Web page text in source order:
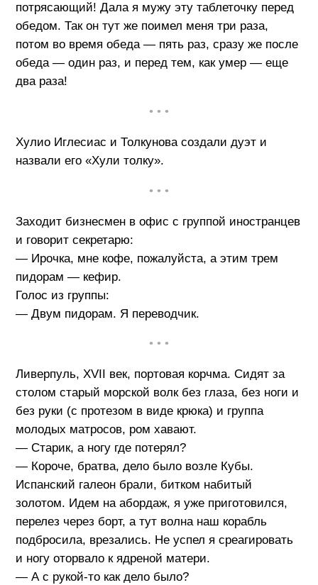
потрясающий! Дала я мужу эту таблеточку перед
обедом. Так он тут же поимел меня три раза,
потом во время обеда — пять раз, сразу же после
обеда — один раз, и перед тем, как умер — еще
два раза!
• • •
Хулио Иглесиас и Толкунова создали дуэт и
назвали его «Хули толку».
• • •
Заходит бизнесмен в офис с группой иностранцев
и говорит секретарю:
— Ирочка, мне кофе, пожалуйста, а этим трем
пидорам — кефир.
Голос из группы:
— Двум пидорам. Я переводчик.
• • •
Ливерпуль, XVII век, портовая корчма. Сидят за
столом старый морской волк без глаза, без ноги и
без руки (с протезом в виде крюка) и группа
молодых матросов, ром хавают.
— Старик, а ногу где потерял?
— Короче, братва, дело было возле Кубы.
Испанский галеон брали, битком набитый
золотом. Идем на абордаж, я уже приготовился,
перелез через борт, а тут волна наш корабль
подбросила, врезались. Не успел я среагировать
и ногу оторвало к ядреной матери.
— А с рукой-то как дело было?